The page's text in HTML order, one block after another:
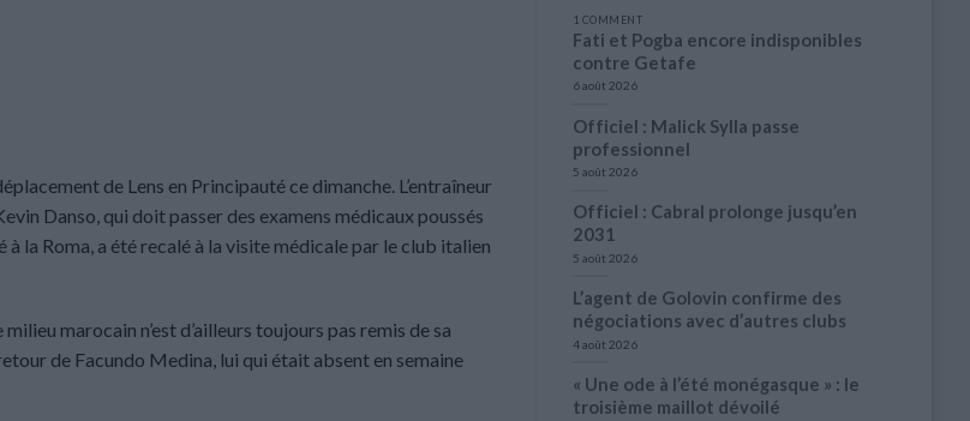
de Lens en Principauté ce dimanche. L’entraîneur
Danso, qui doit passer des examens médicaux poussés
la Roma, a été recalé à la visite médicale par le club italien
marocain n’est d’ailleurs toujours pas remis de sa
de Facundo Medina, lui qui était absent en semaine
1 COMMENT
Fati et Pogba encore indisponibles
contre Getafe
6 août 2026
Officiel : Malick Sylla passe
professionnel
5 août 2026
Officiel : Cabral prolonge jusqu’en
2031
5 août 2026
L’agent de Golovin confirme des
négociations avec d’autres clubs
4 août 2026
« Une ode à l’été monégasque » : le
troisième maillot dévoilé